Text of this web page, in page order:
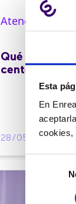
Esta
En
cookies,
Atención al
Qué es el
center y
28/05/2026